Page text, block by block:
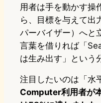
用者は手を動かす操
ら、目標を与えて出
パーバイザー）へと
言葉を借りれば「
は生み出す」という
注目したいのは「水
Computer利用者が